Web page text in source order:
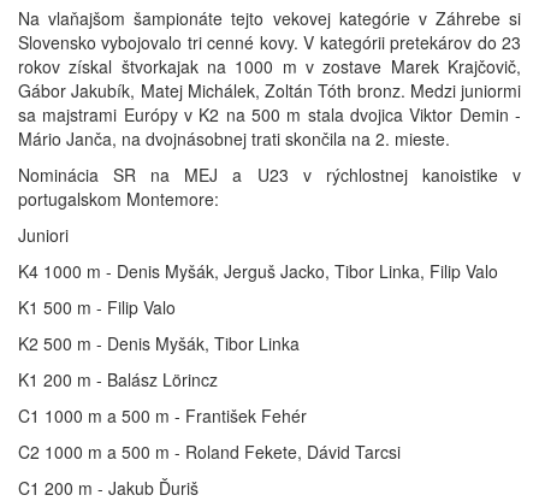
Na vlaňajšom šampionáte tejto vekovej kategórie v Záhrebe si
Slovensko vybojovalo tri cenné kovy. V kategórii pretekárov do 23
rokov získal štvorkajak na 1000 m v zostave Marek Krajčovič,
Gábor Jakubík, Matej Michálek, Zoltán Tóth bronz. Medzi juniormi
sa majstrami Európy v K2 na 500 m stala dvojica Viktor Demin -
Mário Janča, na dvojnásobnej trati skončila na 2. mieste.
Nominácia SR na MEJ a U23 v rýchlostnej kanoistike v
portugalskom Montemore:
Juniori
K4 1000 m - Denis Myšák, Jerguš Jacko, Tibor Linka, Filip Valo
K1 500 m - Filip Valo
K2 500 m - Denis Myšák, Tibor Linka
K1 200 m - Balász Lörincz
C1 1000 m a 500 m - František Fehér
C2 1000 m a 500 m - Roland Fekete, Dávid Tarcsi
C1 200 m - Jakub Ďuriš